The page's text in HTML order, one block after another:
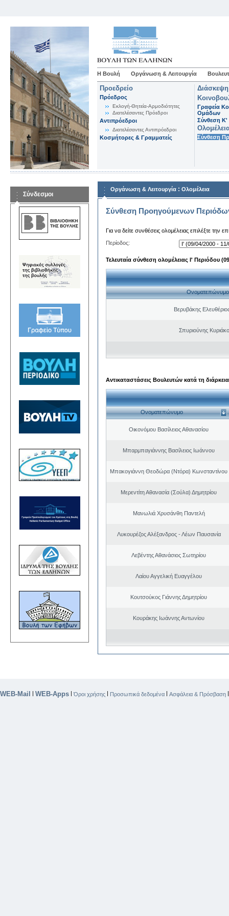
Η Βουλή Οργάνωση & Λειτουργία
Προεδρείο
Πρόεδρος
Εκλογή-Θητεία-Αρμοδιότητες
Διατελέσαντες Πρόεδροι
Αντιπρόεδροι
Διατελέσαντες Αντιπρόεδροι
Κοσμήτορες & Γραμματείς
Γραφεία
Ομάδων
Σύνθεση K'
Σύνθεση
Σύνδεσμοι
Οργάνωση & Λειτουργία : Ολομέλεια
Σύνθεση Προηγούμενων
Για να δείτε συνθέσεις ολομέλειας επιλέξτε την
Περίοδος:
Τελευταία σύνθεση ολομέλειας Ι' Περιόδου
Ονοματεπώνυμο
Βερυβάκης
Σπυριούνης
Αντικαταστάσεις Βουλευτών κατά τη
Ονοματεπώνυμο
Οικονόμου Βασίλειος Αθανασίου
Μπαρμπαγιάννης Βασίλειος Ιωάννου
Μπακογιάννη Θεοδώρα (Ντόρα) Κωνσταντίνου
Μερεντίτη Αθανασία (Σούλα) Δημητρίου
Μανωλιά Χρυσάνθη Παντελή
Λυκουρέζος Αλέξανδρος - Λέων Παυσανία
Λεβέντης Αθανάσιος Σωτηρίου
Λαίου Αγγελική Ευαγγέλου
Κουτσούκος Γιάννης Δημητρίου
Κουράκης Ιωάννης Αντωνίου
WEB-Mail | WEB-Apps |Όροι χρήσης | Προσωπικά δεδομένα | Ασφάλεια & Πρόσβαση